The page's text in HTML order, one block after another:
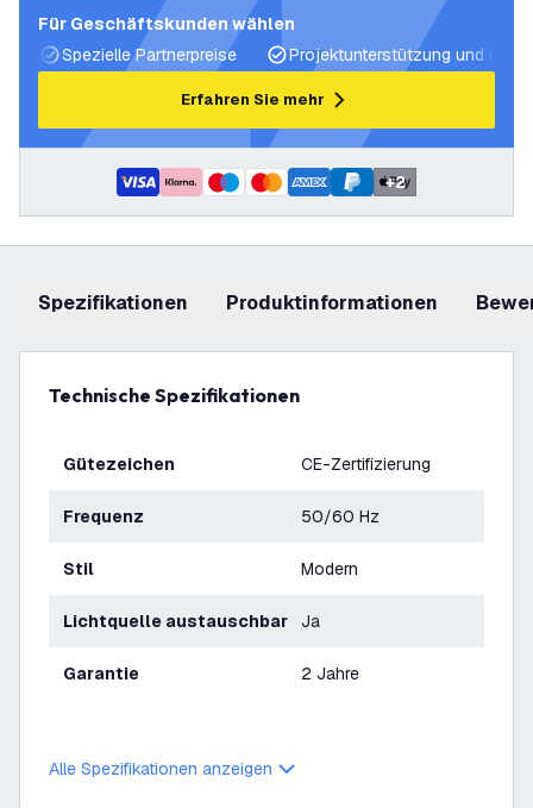
Für Geschäftskunden wählen
Spezielle Partnerpreise
Projektunterstützung und
Erfahren Sie mehr
+2
Spezifikationen Produktinformationen
Technische Spezifikationen
Gütezeichen CE-Zertifizierung
Frequenz 50/60 Hz
Stil Modern
Lichtquelle austauschbar Ja
Garantie 2 Jahre
Alle Spezifikationen anzeigen